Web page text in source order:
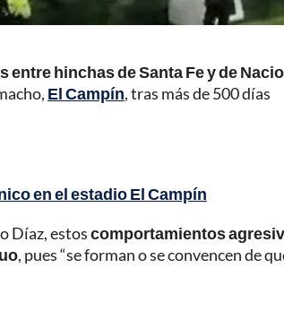
hinchas de Santa Fe y de
El Campín, tras más de 500 días
en el estadio El Campín
Díaz, estoscomportamientos
, pues “se forman o se convencen de